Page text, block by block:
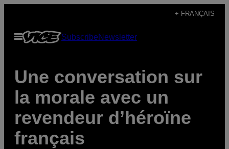
content
+ FRANÇAIS
Open
Menu
SubscribeNewsletter
Une conversation sur
la morale avec un
revendeur d’héroïne
français